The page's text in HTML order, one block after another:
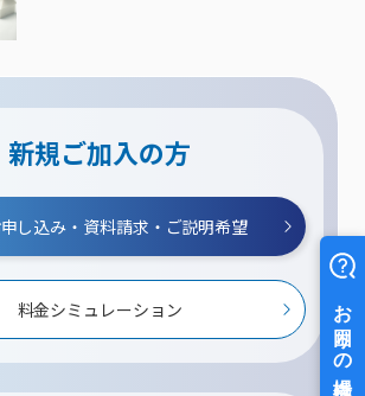
新規ご加入の方
し込み・資料請求・ご説明希望
料金シミュレーション